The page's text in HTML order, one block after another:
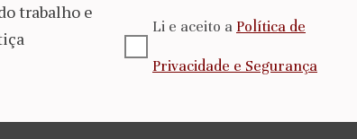
trabalho e
Li e aceito a Política de
Privacidade e Segurança